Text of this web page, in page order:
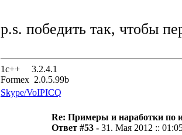
p.s. победить так, чтобы
1с++ 3.2.4.1
Formex 2.0.5.99b
Skype/VoIPICQ
Re: Примеры и наработки по
Ответ #53 - 31. Мая 2012 ::